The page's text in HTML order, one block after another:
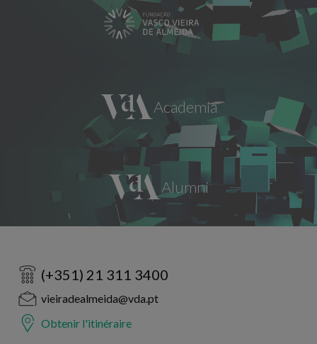
(+351) 21 311 3400
vieiradealmeida@vda.pt
Obtenir l'itinéraire